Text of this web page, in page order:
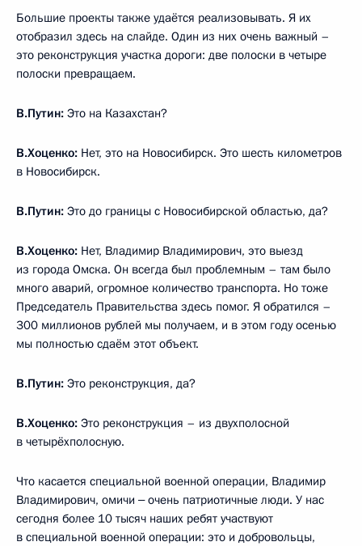
Большие проекты также удаётся реализовывать. Я их
отобразил здесь на слайде. Один из них очень важный –
это реконструкция участка дороги: две полоски в четыре
полоски превращаем.
В.Путин: Это на Казахстан?
В.Хоценко: Нет, это на Новосибирск. Это шесть километров
в Новосибирск.
В.Путин: Это до границы с Новосибирской областью, да?
В.Хоценко: Нет, Владимир Владимирович, это выезд
из города Омска. Он всегда был проблемным – там было
много аварий, огромное количество транспорта. Но тоже
Председатель Правительства здесь помог. Я обратился –
300 миллионов рублей мы получаем, и в этом году осенью
мы полностью сдаём этот объект.
В.Путин: Это реконструкция, да?
В.Хоценко: Это реконструкция – из двухполосной
в четырёхполосную.
Что касается специальной военной операции, Владимир
Владимирович, омичи ‒ очень патриотичные люди. У нас
сегодня более 10 тысяч наших ребят участвуют
в специальной военной операции: это и добровольцы,